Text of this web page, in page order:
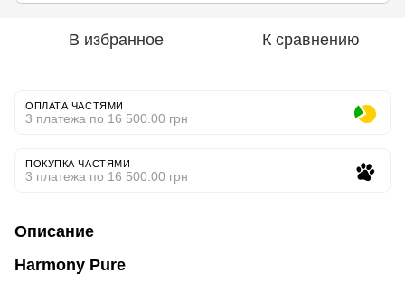
В избранное К сравнению
ОПЛАТА ЧАСТЯМИ
3 платежа по 16 500.00 грн
ПОКУПКА ЧАСТЯМИ
3 платежа по 16 500.00 грн
Описание
Harmony Pure